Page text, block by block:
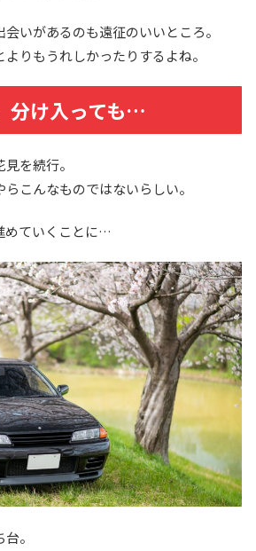
いがあるのも遠征のいいところ。
りもうれしかったりするよね。
分け入っても…
を続行。
こんなものではないらしい。
めていくことに…
。